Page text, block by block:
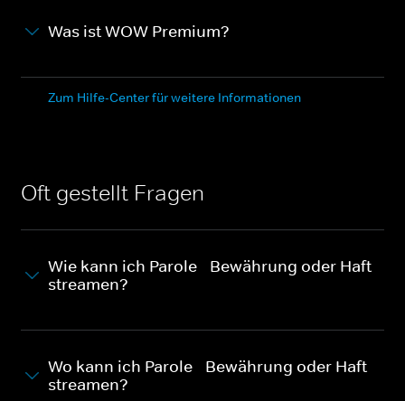
Was ist WOW Premium?
Zum Hilfe-Center für weitere Informationen
Oft gestellt Fragen
Wie kann ich Parole - Bewährung oder Haft
streamen?
Wo kann ich Parole - Bewährung oder Haft
streamen?